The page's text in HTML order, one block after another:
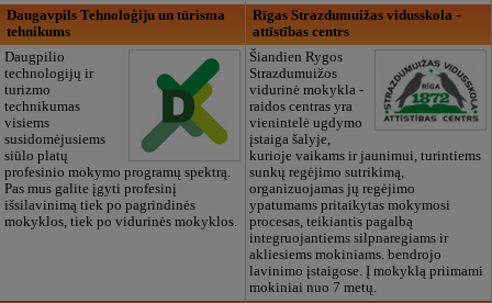
Daugavpils Tehnoloģiju un tūrisma
tehnikums
Daugpilio
technologijų ir
turizmo
technikumas
visiems
susidomėjusiems
siūlo platų
profesinio mokymo programų spektrą.
Pas mus galite įgyti profesinį
išsilavinimą tiek po pagrindinės
mokyklos, tiek po vidurinės mokyklos.
Rīgas Strazdumuižas vidusskola -
attīstības centrs
Šiandien Rygos
Strazdumuižos
vidurinė mokykla -
raidos centras yra
vienintelė ugdymo
įstaiga šalyje,
kurioje vaikams ir jaunimui, turintiems
sunkų regėjimo sutrikimą,
organizuojamas jų regėjimo
ypatumams pritaikytas mokymosi
procesas, teikiantis pagalbą
integruojantiems silpnaregiams ir
akliesiems mokiniams. bendrojo
lavinimo įstaigose. Į mokyklą priimami
mokiniai nuo 7 metų.